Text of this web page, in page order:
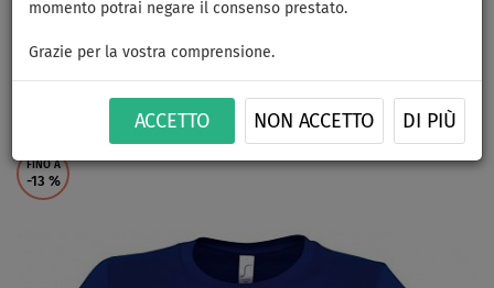
momento potrai negare il consenso prestato.
Grazie per la vostra comprensione.
ACCETTO NON ACCETTO DI PIÙ
PADDLEFASHION.COM BLUE
cotone manica corta - taglia:
FINO A
-13 %